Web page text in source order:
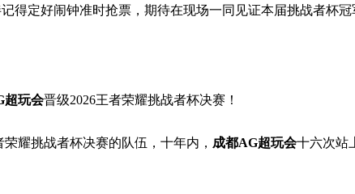
得定好闹钟准时抢票，期待在现场一同见证本届挑战者杯
超玩会晋级2026王者荣耀挑战者杯决赛！
耀挑战者杯决赛的队伍，十年内， 成都AG超玩会十六次站